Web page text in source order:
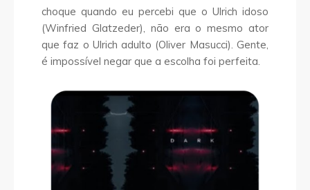
choque quando eu percebi que o Ulrich idoso
(Winfried Glatzeder), não era o mesmo ator
que faz o Ulrich adulto (Oliver Masucci). Gente,
é impossível negar que a escolha foi perfeita.